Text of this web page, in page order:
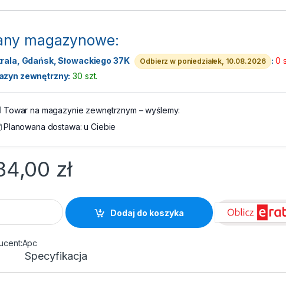
magazynowe:
Gdańsk, Słowackiego 37K Odbierz w poniedziałek, 10.08.2026 : 0
zewnętrzny: 30 szt.
Towar na magazynie zewnętrznym – wyślemy:
Planowana dostawa:u Ciebie
zł
awaryjny UPS - APC Easy UPS BVX 900VA AVR, 2 Shuko quantity
Dodaj do koszyka
Apc
Specyfikacja